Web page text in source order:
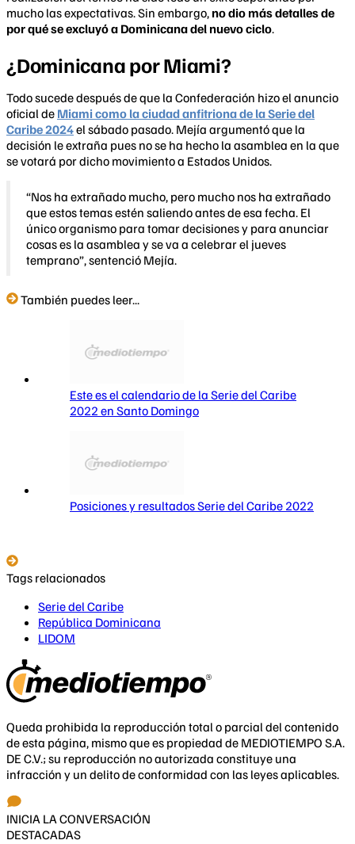
mucho las expectativas. Sin embargo, no dio más detalles de
por qué se excluyó a Dominicana del nuevo ciclo.
¿Dominicana por Miami?
Todo sucede después de que la Confederación hizo el anuncio
oficial de Miami como la ciudad anfitriona de la Serie del
Caribe 2024el sábado pasado. Mejía argumentó que la
decisión le extraña pues no se ha hecho la asamblea en la que
se votará por dicho movimiento a Estados Unidos.
“Nos ha extrañado mucho, pero mucho nos ha extrañado
que estos temas estén saliendo antes de esa fecha. El
único organismo para tomar decisiones y para anunciar
cosas es la asamblea y se va a celebrar el jueves
temprano”, sentenció Mejía.
También puedes leer...
Este es el calendario de la Serie del Caribe
2022 en Santo Domingo
Posiciones y resultados Serie del Caribe 2022
Tags relacionados
Serie del Caribe
República Dominicana
LIDOM
Queda prohibida la reproducción total o parcial del contenido
de esta página, mismo que es propiedad de MEDIOTIEMPO S.A.
DE C.V.; su reproducción no autorizada constituye una
infracción y un delito de conformidad con las leyes aplicables.
INICIA LA CONVERSACIÓN
DESTACADAS